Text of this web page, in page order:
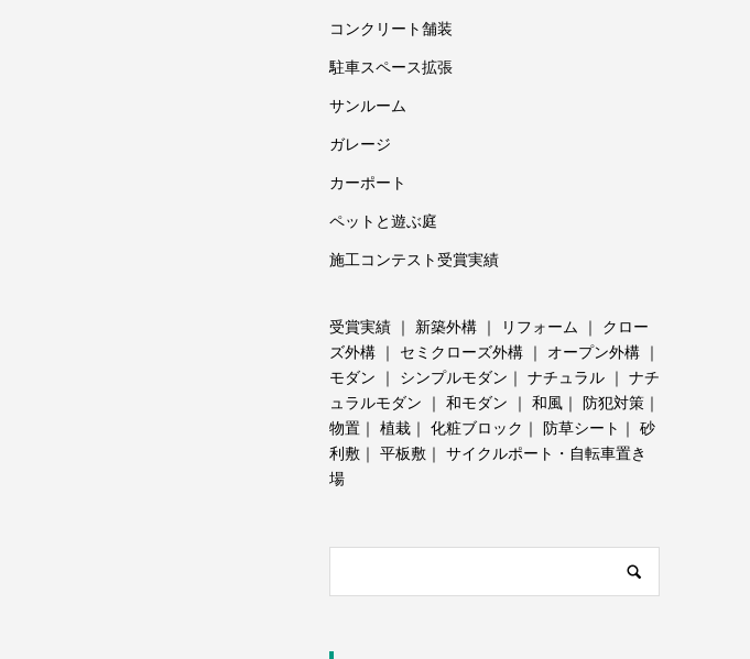
コンクリート舗装
駐車スペース拡張
サンルーム
ガレージ
カーポート
ペットと遊ぶ庭
施工コンテスト受賞実績
受賞実績 ｜ 新築外構 ｜ リフォーム ｜ クロー
ズ外構 ｜ セミクローズ外構 ｜ オープン外構 ｜
モダン ｜ シンプルモダン ｜ ナチュラル ｜ ナチ
ュラルモダン ｜ 和モダン ｜ 和風 ｜ 防犯対策 ｜
物置 ｜ 植栽 ｜ 化粧ブロック ｜ 防草シート ｜ 砂
利敷 ｜ 平板敷 ｜ サイクルポート・自転車置き
場